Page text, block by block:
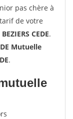
pas chère à
de votre
BEZIERS CEDE.
Mutuelle
.